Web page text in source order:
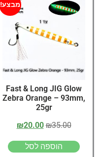
מבצע!
Fast & Long JIG Glow
Zebra Orange – 93mm,
25gr
₪35.00
₪20.00
הוספה לסל